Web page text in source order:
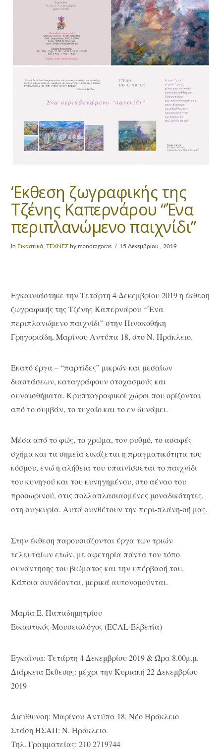
‘Εκθεση ζωγραφικής της
Τζένης Καπερνάρου “Ένα
περιπλανώμενο παιχνίδι”
In Εικαστικά ,ΤΕΧΝΕΣ by mandragoras 15 Δεκεμβρίου , 2019
Εγκαινιάστηκε την Τετάρτη 4 Δεκεμβρίου 2019 η έκθεση
ζωγραφικής της Τζένης Καπερνάρου “΄Ενα
περιπλανώμενο παιχνίδι” στην Πινακοθήκη
Γρηγοριάδη, Μαρίνου Αντύπα 18, στο Ν. Ηράκλειο.
Εκατό έργα – “παρτίδες” μικρών και μεσαίων
διαστάσεων, καταγράφουν στοχασμούς και
συναισθήματα. Κρυπτογραφικοί χώροι που ορίζονται
από το συμβάν, το τυχαίο και το εν δυνάμει.
Μέσα από το φώς, το χρώμα, τον ρυθμό, το ασαφές
σχήμα και τα σημεία εικάζεται η πραγματικότητα του
κόσμου, ενώ η αλήθεια του υπαινίσσεται το παιχνίδι
του κυνηγού και του κυνηγημένου, στο αέναο του
προσωρινού, στις πολλαπλασιασμένες μοναδικότητες,
στη συγκυρία. Αυτά συνθέτουν την περι-πλάνη-σή μας.
Στην έκθεση παρουσιάζονται έργα των τριών
τελευταίων ετών, με αφετηρία πάντα τον τόπο
συνάντησης του βιώματος και την υπέρβασή του.
Κάποια συνδέονται, μερικά αυτονομούνται.
Mαρία Ε. Παπαδημητρίου
Εικαστικός-Μουσειολόγος (ECAL-Ελβετία)
Εγκαίνια: Τετάρτη 4 Δεκεμβρίου 2019 & Ώρα 8.00μ.μ.
Διάρκεια Έκθεσης: μέχρι την Κυριακή 22 Δεκεμβρίου
2019
Διεύθυνση: Μαρίνου Αντύπα 18, Νέο Ηράκλειο
Στάση ΗΣΑΠ: Ν. Ηράκλειο.
Τηλ. Γραμματείας: 210 2719744